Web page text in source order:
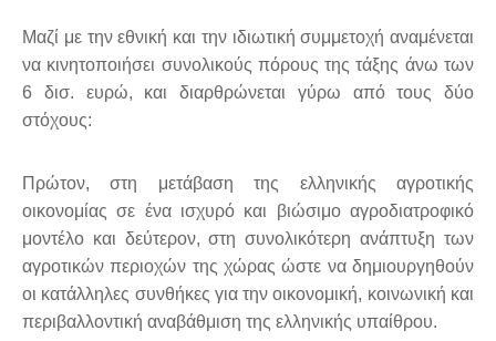
Μαζί με την εθνική και την ιδιωτική συμμετοχή αναμένεται
να κινητοποιήσει συνολικούς πόρους της τάξης άνω των
6 δισ. ευρώ, και διαρθρώνεται γύρω από τους δύο
στόχους:
Πρώτον, στη μετάβαση της ελληνικής αγροτικής
οικονομίας σε ένα ισχυρό και βιώσιμο αγρoδιατροφικό
μοντέλο και δεύτερον, στη συνολικότερη ανάπτυξη των
αγροτικών περιοχών της χώρας ώστε να δημιουργηθούν
οι κατάλληλες συνθήκες για την οικονομική, κοινωνική και
περιβαλλοντική αναβάθμιση της ελληνικής υπαίθρου.